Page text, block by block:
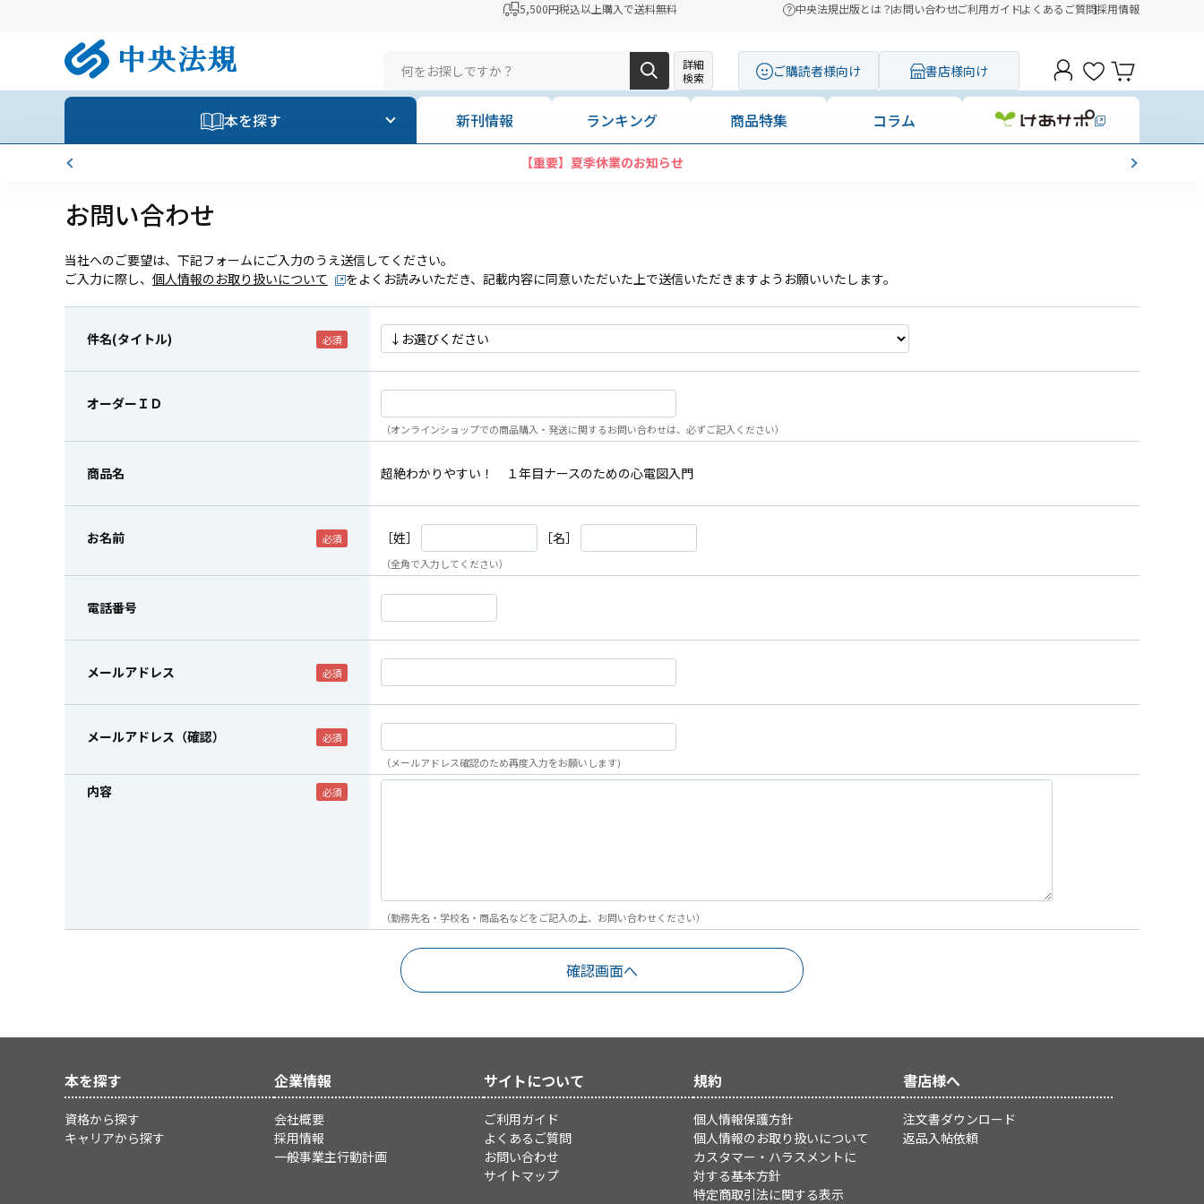
5,500円税込以上購入で送料無料 中央法規出版とは？お問い合わせご利用ガイドよくあるご質問採用情報
詳細
検索
ご購読者様向け 書店様向け
本を探す 新刊情報 ランキング 商品特集 コラム
【重要】夏季休業のお知らせ
お問い合わせ
当社へのご要望は、下記フォームにご入力のうえ送信してください。
ご入力に際し、 個人情報のお取り扱いについて をよくお読みいただき、記載内容に同意いただいた上で送信いただきますようお願いいたします。
件名(タイトル)
オーダーＩＤ
（オンラインショップでの商品購入・発送に関するお問い合わせは、必ずご記入ください）
商品名 超絶わかりやすい！ １年目ナースのための心電図入門
お名前 ［姓］ ［名］
（全角で入力してください）
電話番号
メールアドレス
メールアドレス（確認）
（メールアドレス確認のため再度入力をお願いします)
内容
（勤務先名・学校名・商品名などをご記入の上、お問い合わせください）
本を探す
資格から探す
キャリアから探す
企業情報
会社概要
採用情報
一般事業主行動計画
サイトについて
ご利用ガイド
よくあるご質問
お問い合わせ
サイトマップ
規約
個人情報保護方針
個人情報のお取り扱いについて
カスタマー・ハラスメントに
対する基本方針
特定商取引法に関する表示
書店様へ
注文書ダウンロード
返品入帖依頼